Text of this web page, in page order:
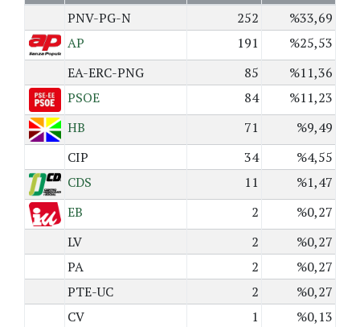
PNV-PG-N
252
%33,69
AP
191
%25,53
EA-ERC-PNG
85
%11,36
PSOE
84
%11,23
HB
71
%9,49
CIP
34
%4,55
CDS
11
%1,47
EB
2
%0,27
LV
2
%0,27
PA
2
%0,27
PTE-UC
2
%0,27
CV
1
%0,13